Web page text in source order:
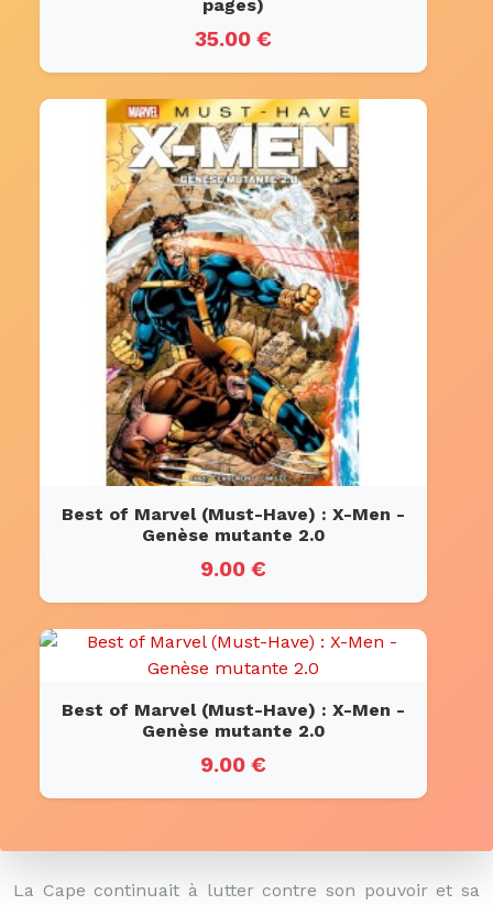
pages)
35.00 €
Best of Marvel (Must-Have) : X-Men -
Genèse mutante 2.0
9.00 €
Best of Marvel (Must-Have) : X-Men -
Genèse mutante 2.0
9.00 €
La Cape continuait à lutter contre son pouvoir et sa